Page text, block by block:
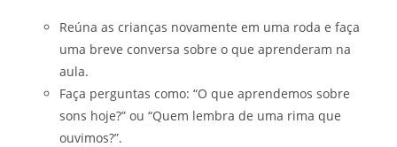
Reúna as crianças novamente em uma roda e faça
uma breve conversa sobre o que aprenderam na
aula.
Faça perguntas como: “O que aprendemos sobre
sons hoje?” ou “Quem lembra de uma rima que
ouvimos?”.